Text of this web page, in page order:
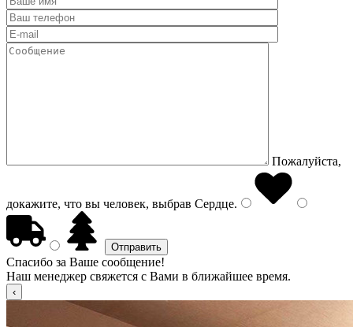
Пожалуйста,
докажите, что вы человек, выбрав Сердце.
Спасибо за Ваше сообщение!
Наш менеджер свяжется с Вами в ближайшее время.